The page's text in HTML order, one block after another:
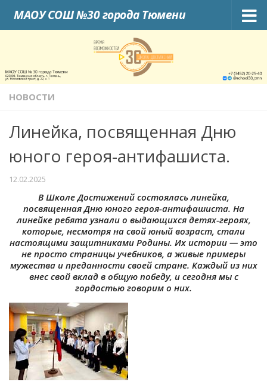
Skip to content
МАОУ СОШ №30 города Тюмени
НОВОСТИ
Линейка, посвященная Дню
юного героя-антифашиста.
12.02.2025
В Школе Достижений состоялась линейка,
посвященная Дню юного героя-антифашиста. На
линейке ребята узнали о выдающихся детях-героях,
которые, несмотря на свой юный возраст, стали
настоящими защитниками Родины. Их истории — это
не просто страницы учебников, а живые примеры
мужества и преданности своей стране. Каждый из них
внес свой вклад в общую победу, и сегодня мы с
гордостью говорим о них.